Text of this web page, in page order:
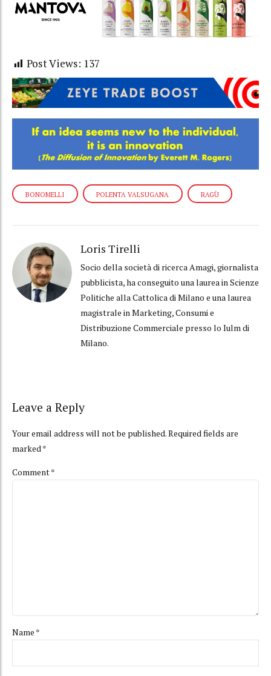
Post Views: 137
BONOMELLI POLENTA VALSUGANA RAGÙ
Loris Tirelli
Socio della società di ricerca Amagi, giornalista
pubblicista, ha conseguito una laurea in Scienze
Politiche alla Cattolica di Milano e una laurea
magistrale in Marketing, Consumi e
Distribuzione Commerciale presso lo Iulm di
Milano.
Leave a Reply
Your email address will not be published. Required fields are
marked *
Comment*
Name *